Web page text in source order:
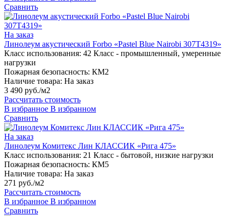
Сравнить
На заказ
Линолеум акустический Forbo «Pastel Blue Nairobi 307T4319»
Класс использования: 42 Класс - промышленный, умеренные
нагрузки
Пожарная безопасность: КМ2
Наличие товара: На заказ
3 490 руб./м2
Рассчитать стоимость
В избранное В избранном
Сравнить
На заказ
Линолеум Комитекс Лин КЛАССИК «Рига 475»
Класс использования: 21 Класс - бытовой, низкие нагрузки
Пожарная безопасность: КМ5
Наличие товара: На заказ
271 руб./м2
Рассчитать стоимость
В избранное В избранном
Сравнить